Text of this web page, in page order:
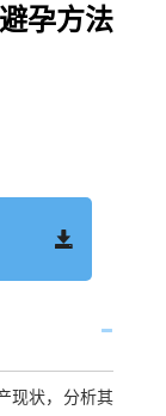
孕方法
现状，分析其